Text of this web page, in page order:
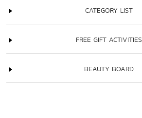
CATEGORY LIST
FREE GIFT ACTIVITIES
BEAUTY BOARD